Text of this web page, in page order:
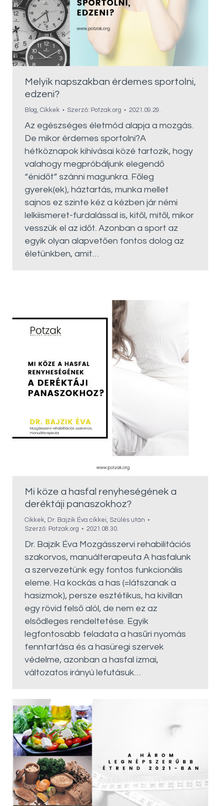
Melyik napszakban érdemes sportolni,
edzeni?
Blog, Cikkek Szerző: Potzak.org 2021.09.29.
Az egészséges életmód alapja a mozgás.
De mikor érdemes sportolni?A
hétköznapok kihívásai közé tartozik, hogy
valahogy megpróbáljunk elegendő
“énidőt” szánni magunkra. Főleg
gyerek(ek), háztartás, munka mellet
sajnos ez szinte kéz a kézben jár némi
lelkiismeret-furdalással is, kitől, mitől, mikor
vesszük el az időt. Azonban a sport az
egyik olyan alapvetően fontos dolog az
életünkben, amit…
Mi köze a hasfal renyheségének a
deréktáji panaszokhoz?
Cikkek, Dr. Bajzik Éva cikkei, Szülés után
Szerző: Potzak.org 2021.08.30.
Dr. Bajzik Éva Mozgásszervi rehabilitációs
szakorvos, manuálterapeuta A hasfalunk
a szervezetünk egy fontos funkcionális
eleme. Ha kockás a has (=látszanak a
hasizmok), persze esztétikus, ha kivillan
egy rövid felső alól, de nem ez az
elsődleges rendeltetése. Egyik
legfontosabb feladata a hasűri nyomás
fenntartása és a hasüregi szervek
védelme, azonban a hasfal izmai,
változatos irányú lefutásuk…